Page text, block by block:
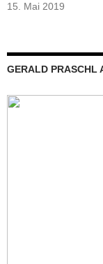
15. Mai 2019
GERALD PRASCHL